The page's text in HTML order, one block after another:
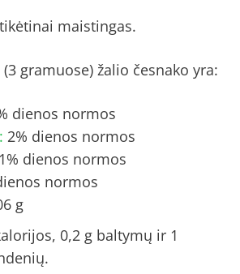
maistingas.
gramuose) žalio česnako yra:
dienos normos
2% dienos normos
dienos normos
normos
g
0,2 g baltymų ir 1